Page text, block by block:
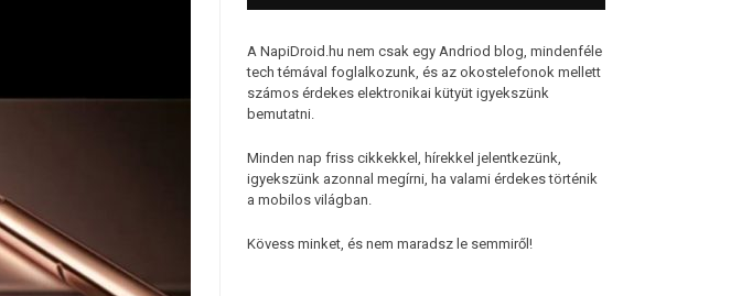
A NapiDroid.hu nem csak egy Andriod blog, mindenféle
tech témával foglalkozunk, és az okostelefonok mellett
számos érdekes elektronikai kütyüt igyekszünk
bemutatni.
Minden nap friss cikkekkel, hírekkel jelentkezünk,
igyekszünk azonnal megírni, ha valami érdekes történik
a mobilos világban.
Kövess minket, és nem maradsz le semmiről!